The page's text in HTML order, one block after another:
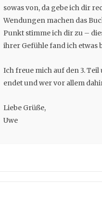
sowas von, da gebe ich dir
Wendungen machen das
Punkt stimme ich dir zu –
ihrer Gefühle fand ich etwas
Ich freue mich auf den 3.
endet und wer vor allem
Liebe Grüße,
Uwe